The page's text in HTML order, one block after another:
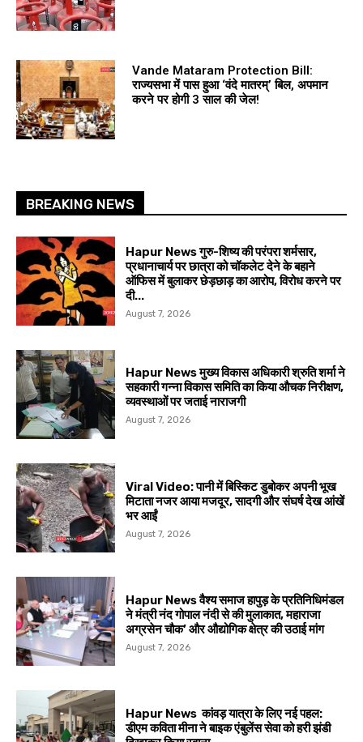
Vande Mataram Protection Bill:
राज्यसभा में पास हुआ ‘वंदे मातरम्’ बिल, अपमान
करने पर होगी 3 साल की जेल!
BREAKING NEWS
Hapur News गुरु-शिष्य की परंपरा शर्मसार,
प्रधानाचार्य पर छात्रा को चॉकलेट देने के बहाने
ऑफिस में बुलाकर छेड़छाड़ का आरोप, विरोध करने पर
दी...
August 7, 2026
Hapur News मुख्य विकास अधिकारी श्रुति शर्मा ने
सहकारी गन्ना विकास समिति का किया औचक निरीक्षण,
व्यवस्थाओं पर जताई नाराजगी
August 7, 2026
Viral Video: पानी में बिस्किट डुबोकर अपनी भूख
मिटाता नजर आया मजदूर, सादगी और संघर्ष देख आंखें
भर आईं
August 7, 2026
Hapur News वैश्य समाज हापुड़ के प्रतिनिधिमंडल
ने मंत्री नंद गोपाल नंदी से की मुलाकात, महाराजा
अग्रसेन चौक’ और औद्योगिक क्षेत्र की उठाई मांग
August 7, 2026
Hapur News कांवड़ यात्रा के लिए नई पहल:
डीएम कविता मीना ने बाइक एंबुलेंस सेवा को हरी झंडी